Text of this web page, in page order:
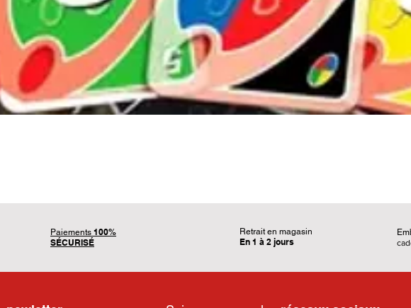
Paiements 100%
SÉCURISÉ
Retrait en magasin
En 1 à 2 jours